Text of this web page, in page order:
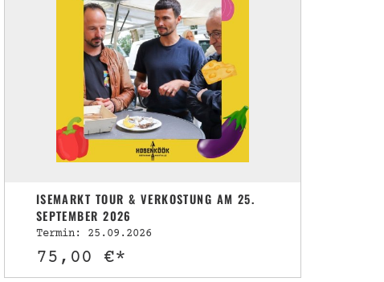
ISEMARKT TOUR & VERKOSTUNG AM 25.
SEPTEMBER 2026
Termin: 25.09.2026
75,00 €*